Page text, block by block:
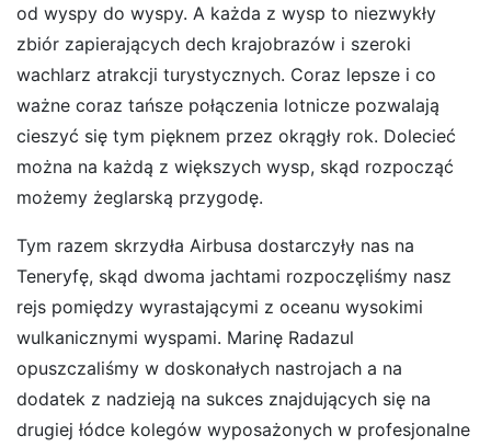
od wyspy do wyspy. A każda z wysp to niezwykły
zbiór zapierających dech krajobrazów i szeroki
wachlarz atrakcji turystycznych. Coraz lepsze i co
ważne coraz tańsze połączenia lotnicze pozwalają
cieszyć się tym pięknem przez okrągły rok. Dolecieć
można na każdą z większych wysp, skąd rozpocząć
możemy żeglarską przygodę.
Tym razem skrzydła Airbusa dostarczyły nas na
Teneryfę, skąd dwoma jachtami rozpoczęliśmy nasz
rejs pomiędzy wyrastającymi z oceanu wysokimi
wulkanicznymi wyspami. Marinę Radazul
opuszczaliśmy w doskonałych nastrojach a na
dodatek z nadzieją na sukces znajdujących się na
drugiej łódce kolegów wyposażonych w profesjonalne